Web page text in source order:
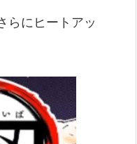
らにヒートアッ